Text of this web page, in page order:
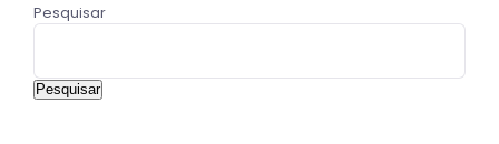
Pesquisar
Pesquisar